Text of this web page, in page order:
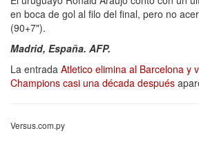
en boca de gol al filo del final, pero no
(90+7").
Madrid, España. AFP.
La entrada Atletico elimina al Barcelona y
Champions casi una década después
Versus.com.py